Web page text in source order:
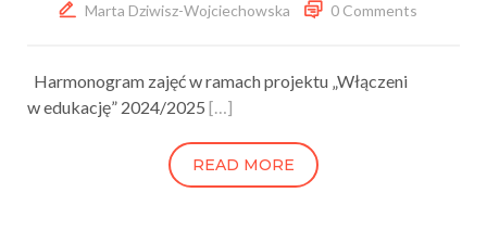
Marta Dziwisz-Wojciechowska
0 Comments
Harmonogram zajęć w ramach projektu „Włączeni
w edukację” 2024/2025 […]
READ MORE